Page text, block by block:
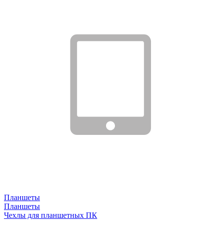
Планшеты
Планшеты
Чехлы для планшетных ПК